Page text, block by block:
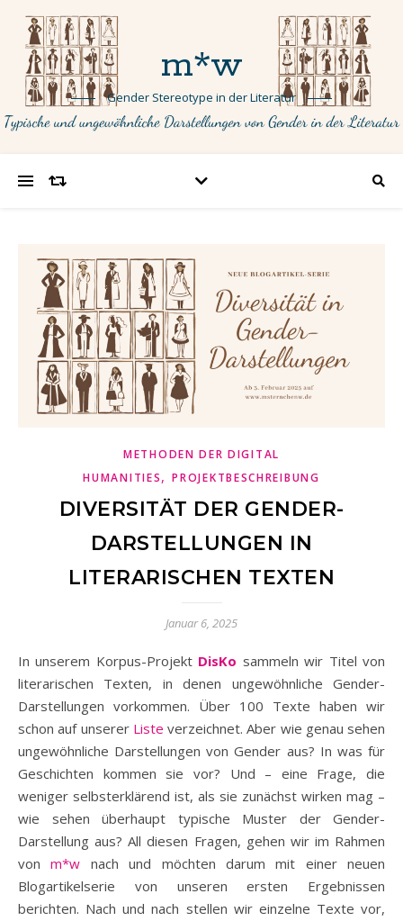
m*w
Gender Stereotype in der Literatur
METHODEN DER DIGITAL
HUMANITIES,PROJEKTBESCHREIBUNG
DIVERSITÄT DER GENDER-
DARSTELLUNGEN IN
LITERARISCHEN TEXTEN
Januar 6, 2025
In unserem Korpus-Projekt DisKo sammeln wir Titel von
literarischen Texten, in denen ungewöhnliche Gender-
Darstellungen vorkommen. Über 100 Texte haben wir
schon auf unserer Liste verzeichnet. Aber wie genau sehen
ungewöhnliche Darstellungen von Gender aus? In was für
Geschichten kommen sie vor? Und – eine Frage, die
weniger selbsterklärend ist, als sie zunächst wirken mag –
wie sehen überhaupt typische Muster der Gender-
Darstellung aus? All diesen Fragen, gehen wir im Rahmen
vonm*w nach und möchten darum mit einer neuen
Blogartikelserie von unseren ersten Ergebnissen
berichten. Nach und nach stellen wir einzelne Texte vor,